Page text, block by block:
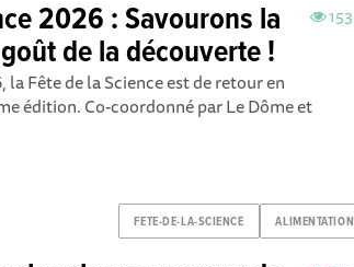
153
2026 : Savourons la
de la découverte !
la Fête de la Science est de retour en
édition. Co-coordonné par Le Dôme et
FETE-DE-LA-SCIENCE ALIMENTATION